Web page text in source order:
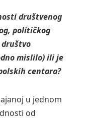
društvenog
političkog
mislilo) ili je
centara?
u jednom
od